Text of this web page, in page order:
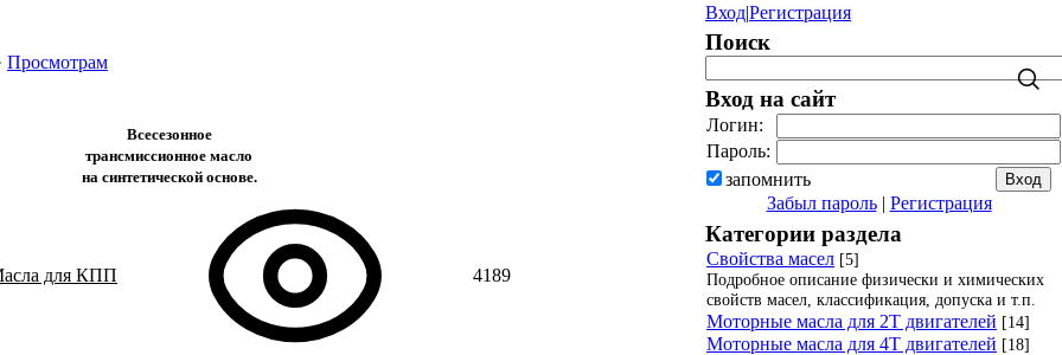
Просмотрам
Всесезонное
трансмиссионное масло
на синтетической основе.
для КПП 4189
Вход|Регистрация
Поиск
Вход на сайт
Логин:
Пароль:
запомнить
Забыл пароль| Регистрация
Категории раздела
Свойства масел [5]
Подробное описание физически и химических
свойств масел, классификация, допуска и т.п.
Моторные масла для 2Т двигателей [14]
Моторные масла для 4Т двигателей [18]